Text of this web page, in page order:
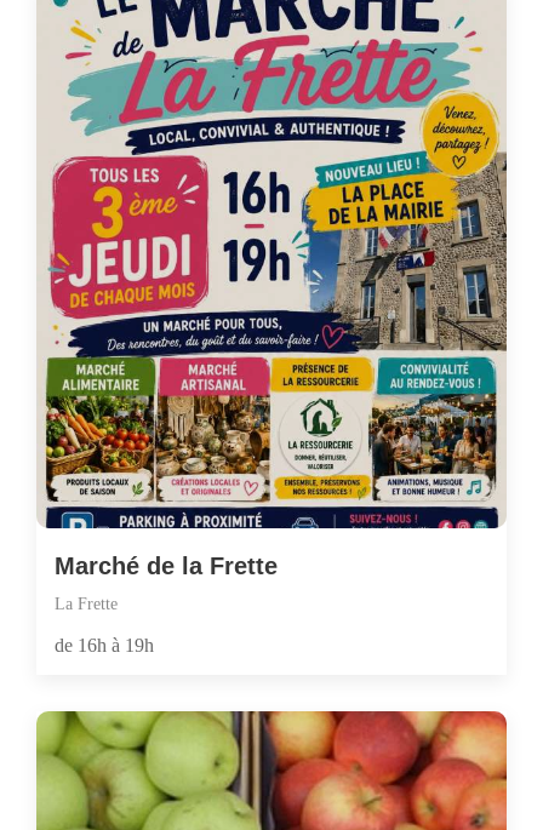
Marché de la Frette
La Frette
de 16h à 19h